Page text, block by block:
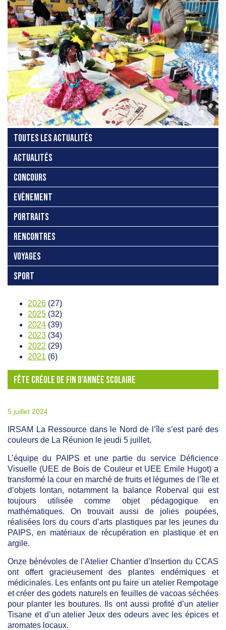
TOUTES LES ACTUALITÉS
ACTUALITÉS
CONCOURS
EVÈNEMENT
PORTRAITS
RENCONTRES
VOYAGES
SPORT
2026 (27)
2025 (32)
2024 (39)
2023 (34)
2022 (29)
2021 (6)
FÊTE CRÉOLE DE FIN D’ANNÉE SCOLAIRE
5 juillet 2024
IRSAM La Ressource dans le Nord de l’île s’est paré des
couleurs de La Réunion le jeudi 5 juillet.
L’équipe du PAIPS et une partie du service Déficience
Visuelle (UEE de Bois de Couleur et UEE Emile Hugot) a
transformé la cour en marché de fruits et légumes de l’île et
d’objets lontan, notamment la balance Roberval qui est
toujours utilisée comme objet pédagogique en
mathématiques. On trouvait aussi de jolies poupées,
réalisées lors du cours d’arts plastiques par les jeunes du
PAIPS, en matériaux de récupération en plastique et en
argile.
Onze bénévoles de l’Atelier Chantier d’Insertion du CCAS
ont offert gracieusement des plantes endémiques et
médicinales. Les enfants ont pu faire un atelier Rempotage
et créer des godets naturels en feuilles de vacoas séchées
pour planter les boutures. Ils ont aussi profité d’un atelier
Tisane et d’un atelier Jeux des odeurs avec les épices et
aromates locaux.